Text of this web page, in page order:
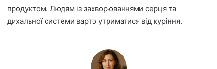
продуктом. Людям із захворюваннями серця та
дихальної системи варто утриматися від куріння.